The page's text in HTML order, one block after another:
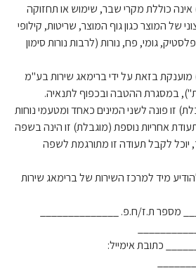
כוללת מקרי שבר, שימוש או תחזוקה
של המוצר כגון גוף המוצר, שריטות, קילופי
גומי, פח, נורות (לרבות נורות סימון
בזאת על ידי ברימאג שירות בע"מ
במסגרת ההטבה ובכפוף לתנאיה.
זו פונה לשני המינים כאחד ומטעמי נוחות
אחריות נוספת (מוגבלת) זו הינה בשפה
יוכל לקבל תעודה זו מתורגמת לשפה
מיד למרכז השירות של ברימאג שירות
מספר ת.ז/ח.פ. ______________
כתובת אימייל: